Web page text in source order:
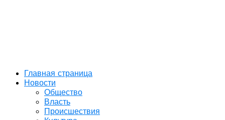
Главная страница
Новости
Общество
Власть
Происшествия